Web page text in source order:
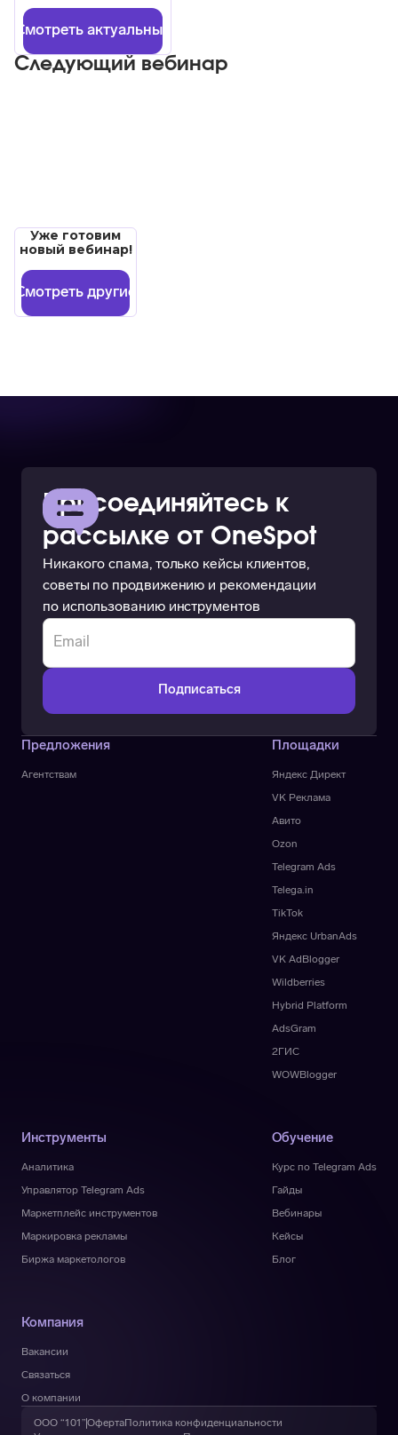
Следующий вебинар
Смотреть актуальные
Уже готовим
новый вебинар!
Смотреть другие
Присоединяйтесь к
рассылке от OneSpot
Никакого спама, только кейсы клиентов,
советы по продвижению и рекомендации
по использованию инструментов
Предложения
Агентствам Яндекс Директ
VK Реклама
Площадки
Авито
Ozon
Telegram Ads
Telega.in
TikTok
Яндекс UrbanAds
VK AdBlogger
Wildberries
Hybrid Platform
AdsGram
2ГИС
WOWBlogger
Инструменты
Аналитика
Управлятор Telegram Ads
Маркетплейс инструментов
Маркировка рекламы
Биржа маркетологов
Обучение
Курс по Telegram Ads
Гайды
Вебинары
Кейсы
Блог
Компания
Вакансии
Связаться
О компании
ООО “101”ОфертаПолитика конфиденциальности